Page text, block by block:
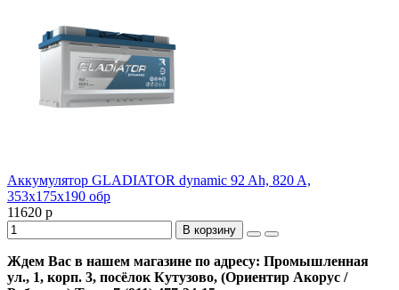
Аккумулятор GLADIATOR dynamic 92 Ah, 820 A,
353x175x190 обр
11620 р
В корзину
Ждем Вас в нашем магазине по адресу: Промышленная
ул., 1, корп. 3, посёлок Кутузово, (Ориентир Акорус /